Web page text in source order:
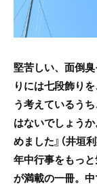
堅苦しい、面倒
りには七段飾り
う考えているう
はないでしょう
めました』（井垣
年中行事をもっ
が満載の一冊。